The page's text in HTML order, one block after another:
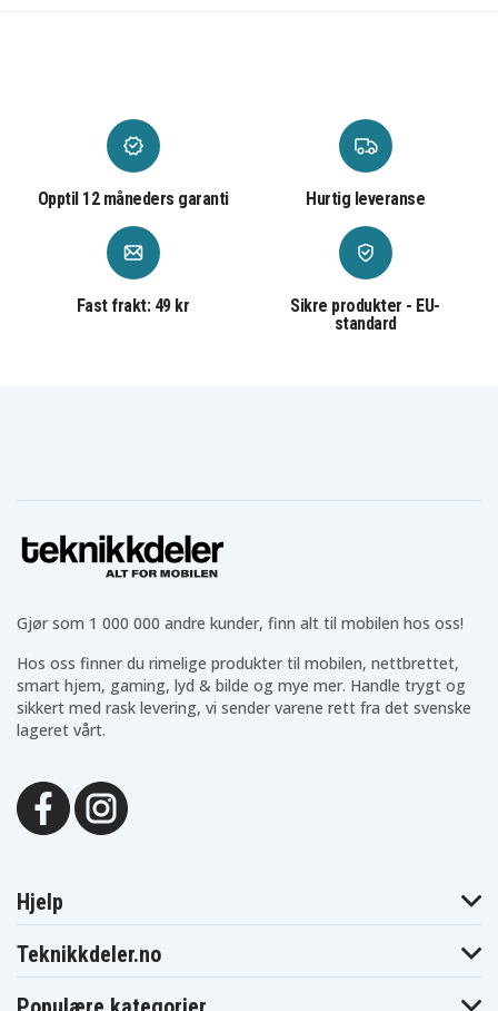
5011LC
BR927-1W
CR927-1W
ECR927
KCR927
LM927
Opptil 12 måneders garanti Hurtig leveranse
Fast frakt: 49 kr
Sikre produkter - EU-
standard
Gjør som 1 000 000 andre kunder, finn alt til mobilen hos oss!
Hos oss finner du rimelige produkter til mobilen, nettbrettet,
smart hjem, gaming, lyd & bilde og mye mer. Handle trygt og
sikkert med rask levering, vi sender varene rett fra det svenske
lageret vårt.
Hjelp
Teknikkdeler.no